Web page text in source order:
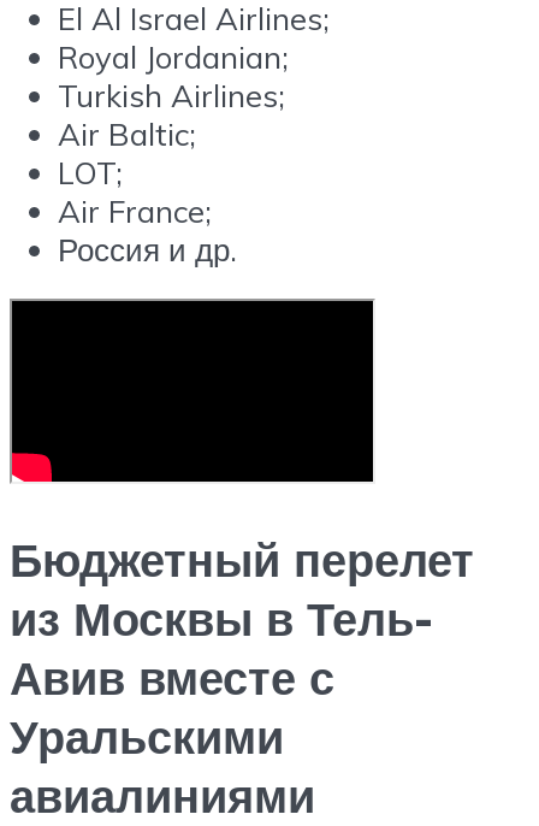
El Al Israel Airlines;
Royal Jordanian;
Turkish Airlines;
Air Baltic;
LOT;
Air France;
Россия и др.
Бюджетный перелет
из Москвы в Тель-
Авив вместе с
Уральскими
авиалиниями